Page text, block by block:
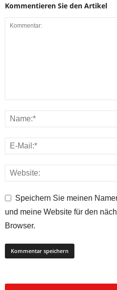
Kommentieren Sie den Artikel
Speichern Sie meinen
und meine Website für den
Browser.